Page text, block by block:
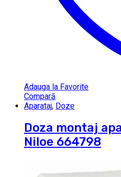
Adauga la Favorite
Compară
Aparataj, Doze
Doza montaj
Niloe 664798